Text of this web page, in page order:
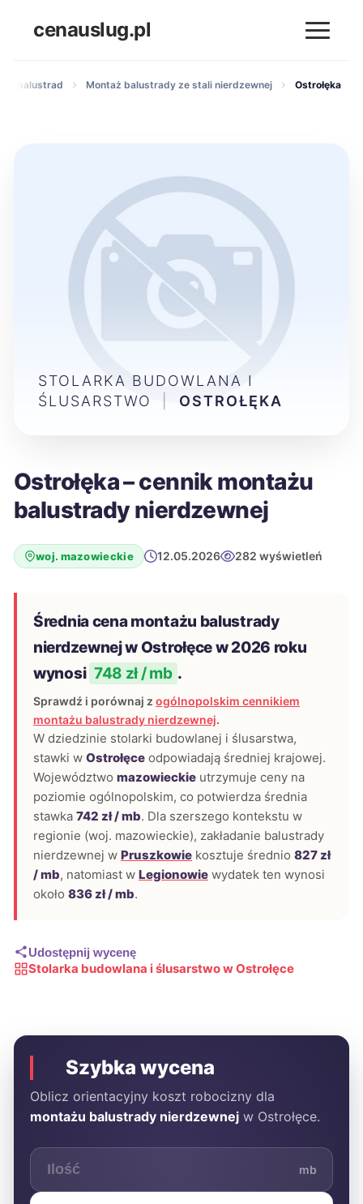
cenauslug.pl
i balustrad Montaż balustrady ze stali nierdzewnej Ostrołęka
Ostrołęka – cennik montażu
balustrady nierdzewnej
woj. mazowieckie 12.05.2026 282 wyświetleń
Średnia cena montażu balustrady
nierdzewnej w Ostrołęce w 2026 roku
wynosi 748 zł / mb .
Sprawdź i porównaj z ogólnopolskim cennikiem
montażu balustrady nierdzewnej.
W dziedzinie stolarki budowlanej i ślusarstwa,
stawki w Ostrołęce odpowiadają średniej krajowej.
Województwo mazowieckie utrzymuje ceny na
poziomie ogólnopolskim, co potwierdza średnia
stawka 742 zł / mb. Dla szerszego kontekstu w
regionie (woj. mazowieckie), zakładanie balustrady
nierdzewnej w Pruszkowie kosztuje średnio 827 zł
/ mb, natomiast w Legionowie wydatek ten wynosi
około 836 zł / mb.
Udostępnij wycenę
Stolarka budowlana i ślusarstwo w Ostrołęce
STOLARKA BUDOWLANA I
ŚLUSARSTWO
OSTROŁĘKA
Szybka wycena
Oblicz orientacyjny koszt robocizny dla
montażu balustrady nierdzewnej w Ostrołęce.
mb